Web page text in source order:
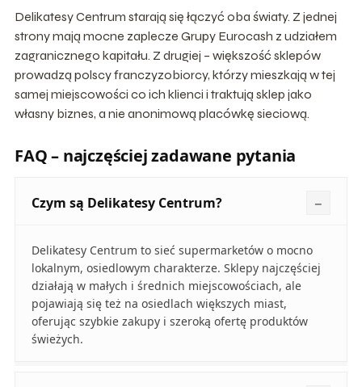
Delikatesy Centrum starają się łączyć oba światy. Z jednej
strony mają mocne zaplecze Grupy Eurocash z udziałem
zagranicznego kapitału. Z drugiej – większość sklepów
prowadzą polscy franczyzobiorcy, którzy mieszkają w tej
samej miejscowości co ich klienci i traktują sklep jako
własny biznes, a nie anonimową placówkę sieciową.
FAQ – najczęściej zadawane pytania
Czym są Delikatesy Centrum?
Delikatesy Centrum to sieć supermarketów o mocno
lokalnym, osiedlowym charakterze. Sklepy najczęściej
działają w małych i średnich miejscowościach, ale
pojawiają się też na osiedlach większych miast,
oferując szybkie zakupy i szeroką ofertę produktów
świeżych.